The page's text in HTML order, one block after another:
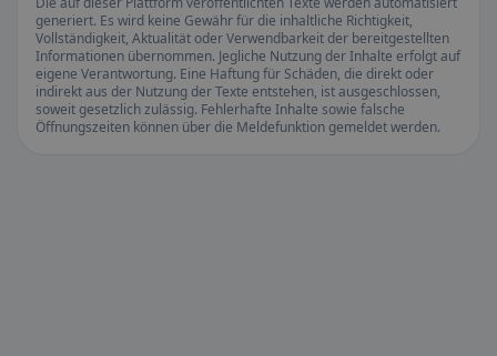
generiert. Es wird keine Gewähr für die inhaltliche Richtigkeit,
Vollständigkeit, Aktualität oder Verwendbarkeit der bereitgestellten
Informationen übernommen. Jegliche Nutzung der Inhalte erfolgt auf
eigene Verantwortung. Eine Haftung für Schäden, die direkt oder
indirekt aus der Nutzung der Texte entstehen, ist ausgeschlossen,
soweit gesetzlich zulässig. Fehlerhafte Inhalte sowie falsche
Öffnungszeiten können über die Meldefunktion gemeldet werden.